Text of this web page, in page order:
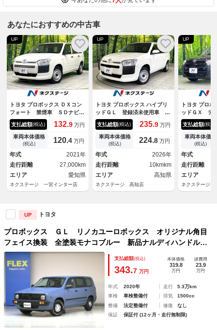
あなたにおすすめの中古車
UP
トヨタ プロボックス ＤＸコン
フォート 禁煙車 ＳＤナビ
ドラレコ ＥＴＣ セーフティ
センス オートライト オート
ハイビーム Ｂｌｕｅｔｏｏｔ
ｈ ＣＤ／ＤＶＤ再生 車線逸
脱警報
支払総額(税込) 132.9 万円
車両本体価格
(税込) 120.4 万円
年式
2021年
走行距離
27,000km
エリア
愛知県
ネクステージ 一宮インター店
UP
トヨタ プロボックス ハイブリ
ッドＧＬ 登録済未使用車 レ
ーダークルーズコントロール
セーフティセンス アクセサリ
ーコンセント オートエアコ
ン オートライト 電動格納ミ
ラー ヘッドライトレベライザ
ー
支払総額(税込) 235.9 万円
車両本体価格
(税込) 224.8 万円
年式
2026年
走行距離
10kmkm
エリア
高知県
ネクステージ 高知店
UP
トヨタ プロ
ッドＧＸ デ
ィオ 衝突被
レーダークル
ラ オートラ
コン Ｂｌｕ
支払総額(税込)
車両本体価格
(税込)
年式
走行距離
エリア
ネクステージ
UP トヨタ
プロボックス ＧＬ リノカユーロボックス オリジナル角目
フェイス換装 全塗装モナコブルー 新品ナルディハンドル
ストラーダナビ Ｂカメラ ドラレコ パワーウィンドウ シ
ートカバー 新品タイヤ＆ＤＥＡＮホイール 本州仕入
支払総額(税込)
343.7 万円
本体価格
319.8
万円
諸費用
23.9
万円
年式 2020年 走行
5.3万km
車検
車検整備付 排気
1500cc
整備
法定整備付 修復
なし
保証
保証付 (12ヶ月・走行無制限)